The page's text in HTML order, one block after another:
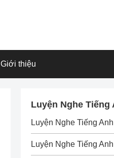
Giới thiệu
Luyện Nghe Tiếng
Luyện Nghe Tiếng
Luyện Nghe Tiếng